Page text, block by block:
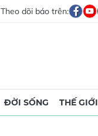
Theo dõi báo trên:
ĐỜI SỐNG THẾ GIỚI